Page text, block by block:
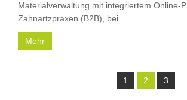
Materialverwaltung mit integriertem Online-
Zahnartzpraxen (B2B), bei…
Mehr
1 2 3